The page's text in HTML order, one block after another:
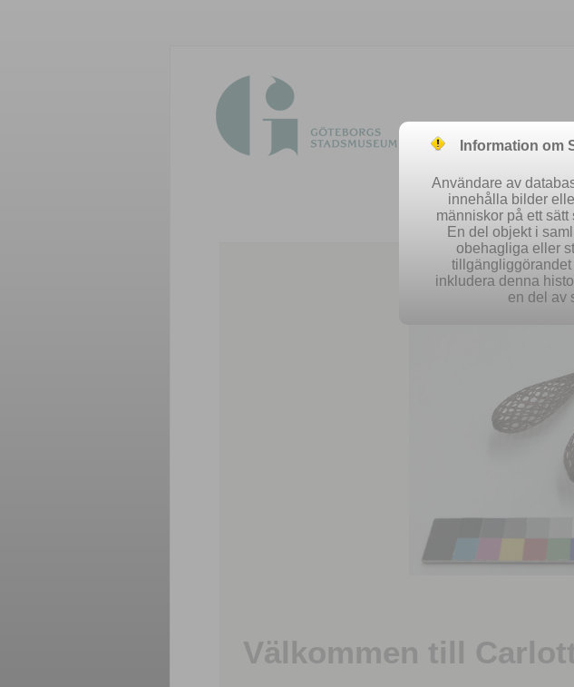
Easy
Välkommen till
Information om
Användare av
innehålla bilder
människor på ett
En del objekt i
obehagliga eller
tillgängliggörandet
inkludera denna
en del av